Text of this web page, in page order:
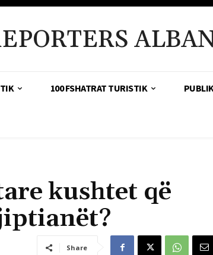
100 FSHATRAT TURISTIK
kushtet që
Share